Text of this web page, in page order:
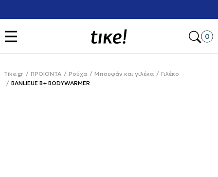
0
Tike.gr ΠΡΟΙΟΝΤΑ Ρούχα Μπουφάν και γιλέκα
Γιλέκο
BANLIEUE B+ BODYWARMER